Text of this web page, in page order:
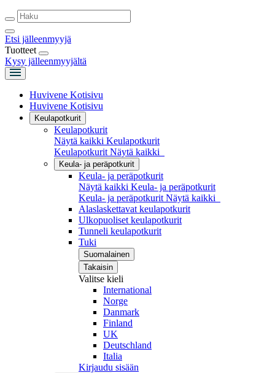
Etsi jälleenmyyjä
Tuotteet
Kysy jälleenmyyjältä
Huvivene Kotisivu
Huvivene Kotisivu
Keulapotkurit
Keulapotkurit
Näytä kaikki Keulapotkurit
Keulapotkurit Näytä kaikki
Keula- ja peräpotkurit
Keula- ja peräpotkurit
Näytä kaikki Keula- ja peräpotkurit
Keula- ja peräpotkurit Näytä kaikki
Alaslaskettavat keulapotkurit
Ulkopuoliset keulapotkurit
Tunneli keulapotkurit
Tuki
Suomalainen
Takaisin
Valitse kieli
International
Norge
Danmark
Finland
UK
Deutschland
Italia
Kirjaudu sisään